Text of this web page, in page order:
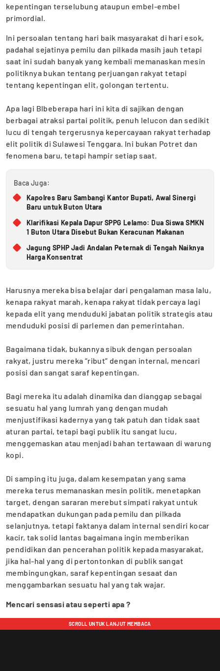
kepentingan terselubung ataupun embel-embel
primordial.
Ini persoalan tentang hari baik masyarakat di hari esok,
padahal sejatinya pemilu dan pilkada masih jauh tetapi
saat ini sudah banyak yang kembali memanaskan mesin
politiknya bukan tentang perjuangan rakyat tetapi
tentang kepentingan elit, golongan tertentu.
Apa lagi ‎Blbeberapa hari ini kita di sajikan dengan
berbagai atraksi partai politik, penuh lelucon dan sedikit
lucu di tengah tergerusnya kepercayaan rakyat terhadap
elit politik di Sulawesi Tenggara. Ini bukan Potret dan
fenomena baru, tetapi hampir setiap saat.
Baca Juga:
Kapolres Baru Sambangi Kantor Bupati, Awal Sinergi
Baru untuk Buton Utara
Klarifikasi Kepala Dapur SPPG Lelamo: Dua Siswa SMKN
1 Buton Utara Disebut Bukan Keracunan Makanan
Jagung SPHP Jadi Andalan Peternak di Tengah Naiknya
Harga Konsentrat
Harusnya mereka bisa belajar dari pengalaman masa lalu,
kenapa rakyat marah, kenapa rakyat tidak percaya lagi
kepada elit yang menduduki jabatan politik strategis atau
menduduki posisi di parlemen dan pemerintahan.
‎Bagaimana tidak, bukannya sibuk dengan persoalan
rakyat, justru mereka “ribut” dengan internal, mencari
posisi dan sangat saraf kepentingan.
‎Bagi mereka itu adalah dinamika dan dianggap sebagai
sesuatu hal yang lumrah yang dengan mudah
menjustifikasi kadernya yang tak patuh dan tidak saat
aturan partai, tetapi bagi publik itu sangat lucu,
menggemaskan atau menjadi bahan tertawaan di warung
kopi.
‎Di samping itu juga, dalam kesempatan yang sama
mereka terus memanaskan mesin politik, menetapkan
target, dengan sararan merebut simpati rakyat untuk
mendapatkan dukungan pada pemilu dan pilkada
selanjutnya, tetapi faktanya dalam internal sendiri kocar
kacir, tak solid lantas bagaimana ingin memberikan
pendidikan dan pencerahan politik kepada masyarakat,
jika hal-hal yang di pertontonkan di publik sangat
membingungkan, saraf kepentingan sesaat dan
menggambarkan sesuatu hal yang tak wajar.
Mencari sensasi atau seperti apa ?